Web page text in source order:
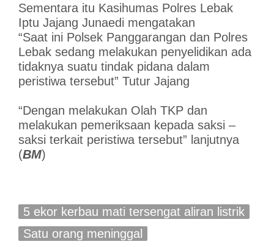
Sementara itu Kasihumas Polres Lebak
Iptu Jajang Junaedi mengatakan
“Saat ini Polsek Panggarangan dan Polres
Lebak sedang melakukan penyelidikan ada
tidaknya suatu tindak pidana dalam
peristiwa tersebut” Tutur Jajang
“Dengan melakukan Olah TKP dan
melakukan pemeriksaan kepada saksi –
saksi terkait peristiwa tersebut” lanjutnya
(BM)
5 ekor kerbau mati tersengat aliran listrik
Satu orang meninggal